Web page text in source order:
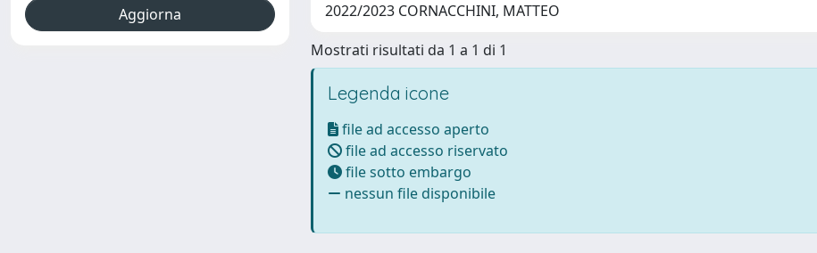
2022/2023 CORNACCHINI, MATTEO
Mostrati risultati da 1 a 1 di 1
Legenda icone
file ad accesso aperto
file ad accesso riservato
file sotto embargo
nessun file disponibile